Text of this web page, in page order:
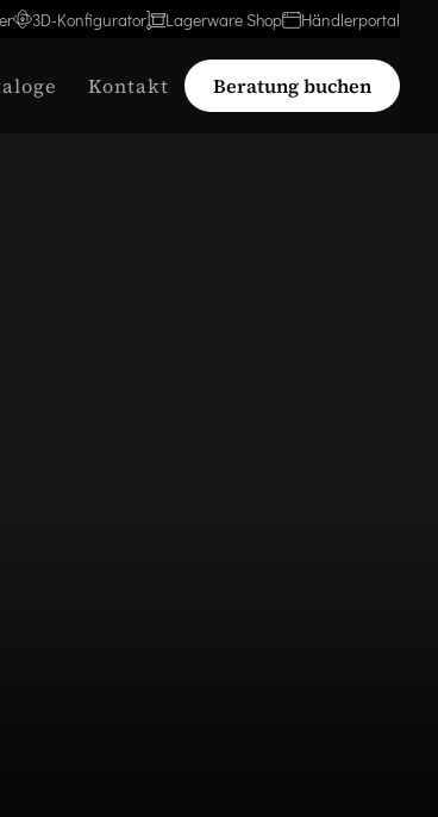
3D-Konfigurator Lagerware Shop Händlerportal
Kontakt Beratung buchen